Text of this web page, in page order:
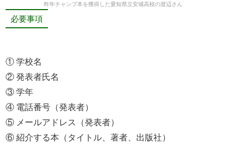
昨年チャンプ本を獲得した愛知県立安城高校の渡辺さん
必要事項
① 学校名
② 発表者氏名
③ 学年
④ 電話番号（発表者）
⑤ メールアドレス（発表者）
⑥ 紹介する本（タイトル、著者、出版社）